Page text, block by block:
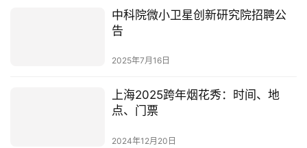
中科院微小卫星创新研究院招聘公
告
2025年7月16日
上海2025跨年烟花秀：时间、地
点、门票
2024年12月20日